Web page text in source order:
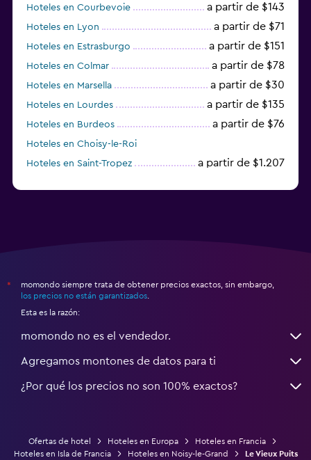
Hoteles en Courbevoie a partir de $143
Hoteles en Lyon a partir de $71
Hoteles en Estrasburgo a partir de $151
Hoteles en Colmar a partir de $78
Hoteles en Marsella a partir de $30
Hoteles en Lourdes a partir de $135
Hoteles en Burdeos a partir de $76
Hoteles en Choisy-le-Roi
Hoteles en Saint-Tropez
a partir de $1.207
*
momondo siempre trata de obtener precios exactos, sin embargo,
los precios no están garantizados
Esta es la razón:
momondo no es el vendedor.
Agregamos montones de datos para ti
¿Por qué los precios no son 100% exactos?
Ofertas de hotel Hoteles en Europa
Hoteles en Francia
Hoteles en Isla de Francia
Hoteles en Noisy-le-Grand Le Vieux Puits